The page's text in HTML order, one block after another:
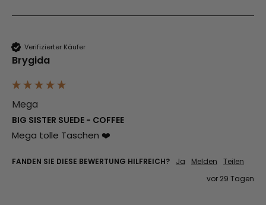
Verifizierter Käufer
Brygida
Mega
BIG SISTER SUEDE - COFFEE
Mega tolle Taschen ❤️
FANDEN SIE DIESE BEWERTUNG HILFREICH? Ja Melden
Teilen
vor 29 Tagen